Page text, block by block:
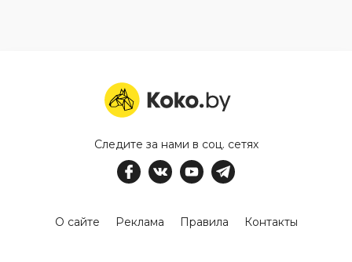
Следите за нами в соц. сетях
О сайте Реклама Правила Контакты